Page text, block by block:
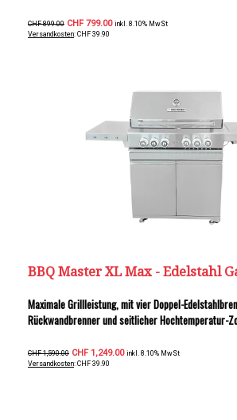
CHF 899.00 CHF 799.00 inkl. 8.10% MwSt
Versandkosten: CHF 39.90
BBQ Master XL Max - Edelstahl
Maximale Grillleistung, mit vier Doppel-
Rückwandbrenner und seitlicher Hochtemperatur-
CHF 1,590.00 CHF 1,249.00 inkl. 8.10% MwSt
Versandkosten: CHF 39.90